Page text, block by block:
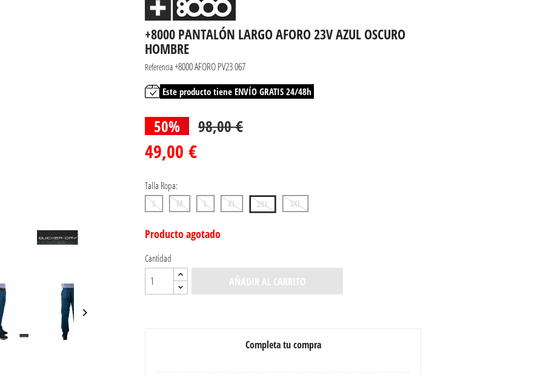

+8000 PANTALÓN LARGO AFORO 23V AZUL OSCURO
HOMBRE
Referencia+8000 AFORO PV23 067
Este producto tiene ENVÍO GRATIS 24/48h
50% 98,00 €
49,00 €
Talla Ropa:
S M L XL 2XL 3XL
Producto agotado
Cantidad
AÑADIR AL CARRITO
Completa tu compra